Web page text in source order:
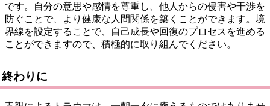
です。自分の意思や感情を尊重し、他人からの侵害や干渉を
防ぐことで、より健康な人間関係を築くことができます。境
界線を設定することで、自己成長や回復のプロセスを進める
ことができますので、積極的に取り組んでください。
終わりに